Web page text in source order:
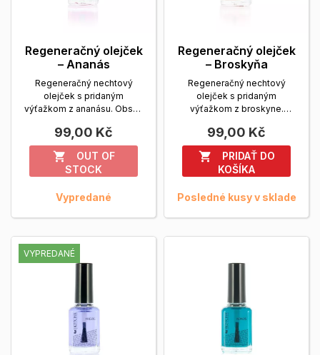
Regeneračný olejček
– Ananás
Regeneračný nechtový
olejček s pridaným
výťažkom z ananásu. Obsah
99,00 Kč

OUT OF
STOCK
Vypredané
Regeneračný olejček
– Broskyňa
Regeneračný nechtový
olejček s pridaným
výťažkom z broskyne.
Zobrazit viac
99,00 Kč

PRIDAŤ DO
KOŠÍKA
Posledné kusy v sklade
VYPREDANÉ